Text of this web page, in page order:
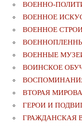
ВОЕННО-
ВОЕННОЕ
ВОЕННОЕ
ВОЕННЫЕ
ВОИНСКОЕ
ВТОРАЯ
ГЕРОИ И
ГРАЖДАНСКАЯ